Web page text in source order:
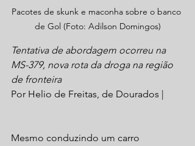
Pacotes de skunk e maconha sobre o banco
de Gol (Foto: Adilson Domingos)
Tentativa de abordagem ocorreu na
MS-379, nova rota da droga na região
de fronteira
Por Helio de Freitas, de Dourados |
Mesmo conduzindo um carro